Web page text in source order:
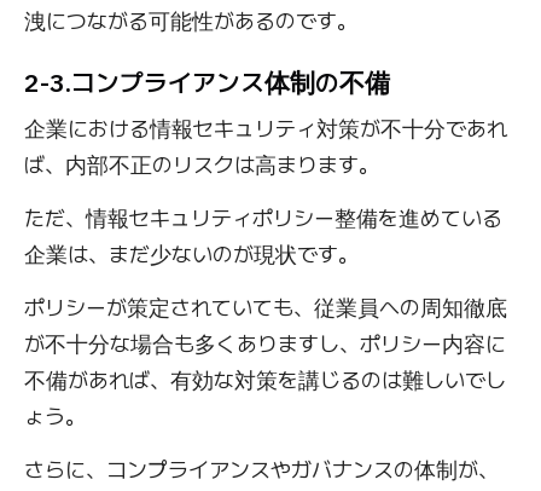
洩につながる可能性があるのです。
2-3.コンプライアンス体制の不備
企業における情報セキュリティ対策が不十分であれ
ば、内部不正のリスクは高まります。
ただ、情報セキュリティポリシー整備を進めている
企業は、まだ少ないのが現状です。
ポリシーが策定されていても、従業員への周知徹底
が不十分な場合も多くありますし、ポリシー内容に
不備があれば、有効な対策を講じるのは難しいでし
ょう。
さらに、コンプライアンスやガバナンスの体制が、